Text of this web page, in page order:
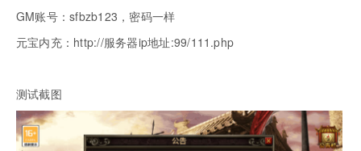
GM账号：sfbzb123，密码一样
元宝内充：http://服务器ip地址:99/111.php
测试截图